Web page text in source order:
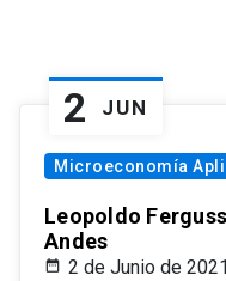
2 JUN
Microeconomía
Leopoldo
Andes
2 de Junio de 2021